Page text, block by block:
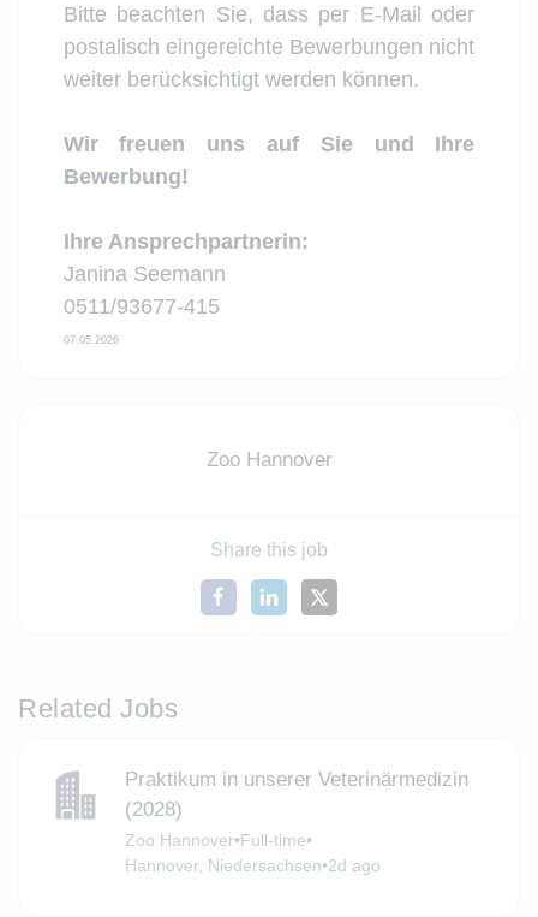
Bitte beachten Sie, dass per E-Mail oder
postalisch eingereichte Bewerbungen nicht
weiter berücksichtigt werden können.
Wir freuen uns auf Sie und Ihre
Bewerbung!
Ihre Ansprechpartnerin:
Janina Seemann
0511/93677-415
07.05.2026
Zoo Hannover
Share this job
Related Jobs
Praktikum in unserer Veterinärmedizin
(2028)
Zoo Hannover•Full-time•
Hannover, Niedersachsen•2d ago